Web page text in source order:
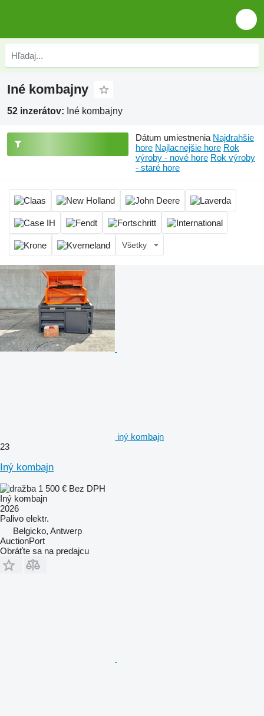
Iné kombajny
52 inzerátov: Iné kombajny
Dátum umiestnenia Najdrahšie
hore Najlacnejšie hore Rok
výroby - nové hore Rok výroby
- staré hore
Všetky
iný kombajn
23
Iný kombajn
1 500 € Bez DPH
Iný kombajn
2026
Palivo elektr.
Belgicko, Antwerp
AuctionPort
Obráťte sa na predajcu